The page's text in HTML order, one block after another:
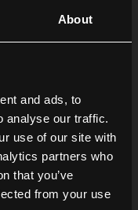
About
and ads, to
analyse our traffic.
use of our site with
partners who
that you’ve
from your use
bis hin zu Drohnen
Unsere zertifizierten
Triebwerke,
haben sich